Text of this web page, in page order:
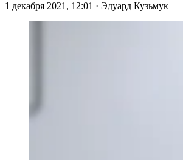
1 декабря 2021, 12:01 · Эдуард Кузьмук